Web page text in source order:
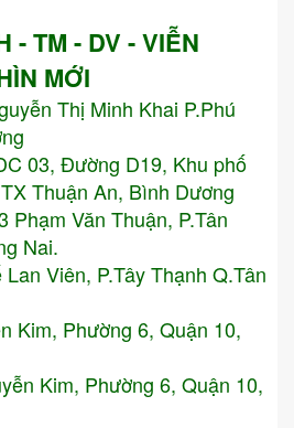
- TM - DV - VIỄN
MỚI
Thị Minh Khai P.Phú
03, Đường D19, Khu phố
Thuận An, Bình Dương
Phạm Văn Thuận, P.Tân
Nai.
Viên, P.Tây Thạnh Q.Tân
Kim, Phường 6, Quận 10,
Kim, Phường 6, Quận 10,